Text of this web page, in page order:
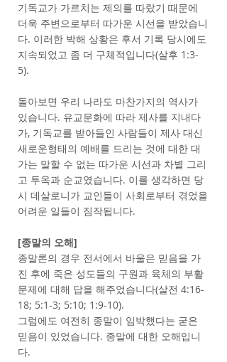
기독교가 가르치는 제의를 따랐기 때문에
더욱 주변으로부터 따가운 시선을 받았습니
다. 이러한 박해 상황은 후서 기록 당시에도
지속되었고 좀 더 구체적입니다(살후 1:3-
5).
돌아보면 우리 나라도 마찬가지의 역사가
있습니다. 유교문화에 따라 제사를 지내다
가, 기독교를 받아들인 사람들이 제사 대신
새로운형태의 예배를 드리는 것에 대한 대
가는 말할 수 없는 따가운 시선과 차별 그리
고 투옥과 순교였습니다. 이를 생각하면 당
시 데살로니가 교인들이 사회로부터 겪었을
어려운 일들이 짐작됩니다.
[종말의 오해]
종말론의 경우 전서에서 바울은 믿음을 가
진 후에 죽은 성도들의 구원과 육체의 부활
문제에 대해 답을 해주었습니다(살전 4:16-
18; 5:1-3; 5:10; 1:9-10).
그럼에도 여전히 종말이 임박했다는 굳은
믿음이 있었습니다. 종말에 대한 오해입니
다.